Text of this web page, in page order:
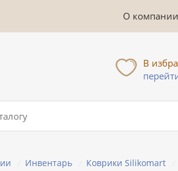
О компании
В
Инвентарь Коврики Silikomart